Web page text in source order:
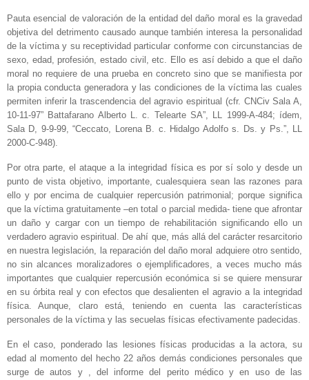
Pauta esencial de valoración de la entidad del daño moral es la gravedad
objetiva del detrimento causado aunque también interesa la personalidad
de la víctima y su receptividad particular conforme con circunstancias de
sexo, edad, profesión, estado civil, etc. Ello es así debido a que el daño
moral no requiere de una prueba en concreto sino que se manifiesta por
la propia conducta generadora y las condiciones de la víctima las cuales
permiten inferir la trascendencia del agravio espiritual (cfr. CNCiv Sala A,
10-11-97” Battafarano Alberto L. c. Telearte SA”, LL 1999-A-484; ídem,
Sala D, 9-9-99, “Ceccato, Lorena B. c. Hidalgo Adolfo s. Ds. y Ps.”, LL
2000-C-948).
Por otra parte, el ataque a la integridad física es por sí solo y desde un
punto de vista objetivo, importante, cualesquiera sean las razones para
ello y por encima de cualquier repercusión patrimonial; porque significa
que la víctima gratuitamente –en total o parcial medida- tiene que afrontar
un daño y cargar con un tiempo de rehabilitación significando ello un
verdadero agravio espiritual. De ahí que, más allá del carácter resarcitorio
en nuestra legislación, la reparación del daño moral adquiere otro sentido,
no sin alcances moralizadores o ejemplificadores, a veces mucho más
importantes que cualquier repercusión económica si se quiere mensurar
en su órbita real y con efectos que desalienten el agravio a la integridad
física. Aunque, claro está, teniendo en cuenta las características
personales de la víctima y las secuelas físicas efectivamente padecidas.
En el caso, ponderado las lesiones físicas producidas a la actora, su
edad al momento del hecho 22 años demás condiciones personales que
surge de autos y , del informe del perito médico y en uso de las